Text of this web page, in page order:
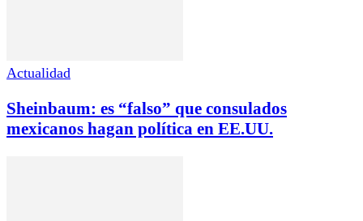
Actualidad
Sheinbaum: es “falso” que consulados
mexicanos hagan política en EE.UU.